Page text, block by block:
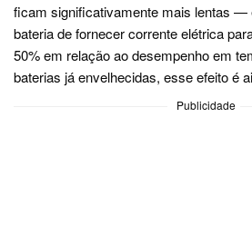
ficam significativamente mais lentas —
bateria de fornecer corrente elétrica
50% em relação ao desempenho em
baterias já envelhecidas, esse efeito é
Publicidade